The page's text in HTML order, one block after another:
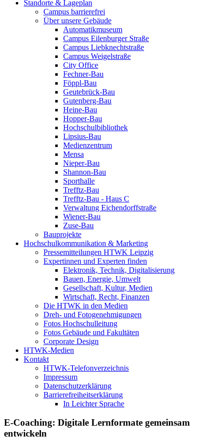
Standorte & Lageplan
Campus barrierefrei
Über unsere Gebäude
Automatikmuseum
Campus Eilenburger Straße
Campus Liebknechtstraße
Campus Weigelstraße
City Office
Fechner-Bau
Föppl-Bau
Geutebrück-Bau
Gutenberg-Bau
Heine-Bau
Hopper-Bau
Hochschulbibliothek
Lipsius-Bau
Medienzentrum
Mensa
Nieper-Bau
Shannon-Bau
Sporthalle
Trefftz-Bau
Trefftz-Bau - Haus C
Verwaltung Eichendorffstraße
Wiener-Bau
Zuse-Bau
Bauprojekte
Hochschulkommunikation & Marketing
Pressemitteilungen HTWK Leipzig
Expertinnen und Experten finden
Elektronik, Technik, Digitalisierung
Bauen, Energie, Umwelt
Gesellschaft, Kultur, Medien
Wirtschaft, Recht, Finanzen
Die HTWK in den Medien
Dreh- und Fotogenehmigungen
Fotos Hochschulleitung
Fotos Gebäude und Fakultäten
Corporate Design
HTWK-Medien
Kontakt
HTWK-Telefonverzeichnis
Impressum
Datenschutzerklärung
Barrierefreiheitserklärung
In Leichter Sprache
E-Coaching: Digitale Lernformate gemeinsam
entwickeln